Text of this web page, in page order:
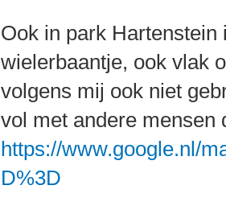
Ook in park
wielerbaantje, ook vlak
volgens mij ook niet
vol met andere mensen
https://www.google.nl/
D%3D